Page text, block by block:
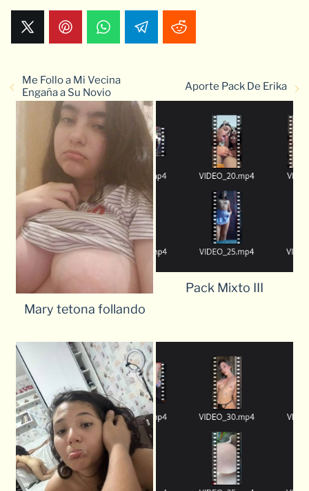
Me Follo a Mi Vecina
Engaña a Su Novio
Aporte Pack De Erika
Mary tetona follando
Pack Mixto III